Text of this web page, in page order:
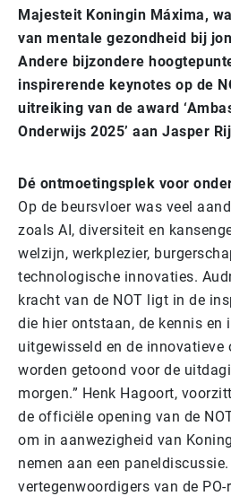
Majesteit Koningin Máxima,
van mentale gezondheid bij
Andere bijzondere
inspirerende keynotes op de
uitreiking van de award
Onderwijs 2025’ aan Jasper
Dé ontmoetingsplek voor
Op de beursvloer was veel
zoals AI, diversiteit en
welzijn, werkplezier,
technologische innovaties.
kracht van de NOT ligt in de
die hier ontstaan, de kennis en
uitgewisseld en de innovatieve
worden getoond voor de
morgen.” Henk Hagoort,
de officiële opening van de
om in aanwezigheid van
nemen aan een
vertegenwoordigers van de PO-